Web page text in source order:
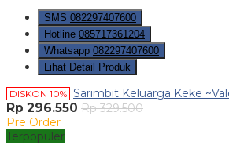
SMS 082297407600
Hotline 085717361204
Whatsapp 082297407600
Lihat Detail Produk
DISKON 10% Sarimbit Keluarga Keke
Rp 296.550 Rp 329.500
Pre Order
Terpopuler